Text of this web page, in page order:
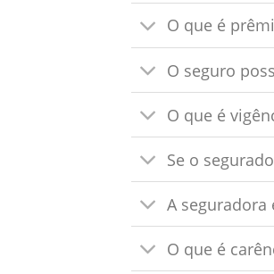
O que é
O seguro
O que é
Se o
A seguradora
O que é